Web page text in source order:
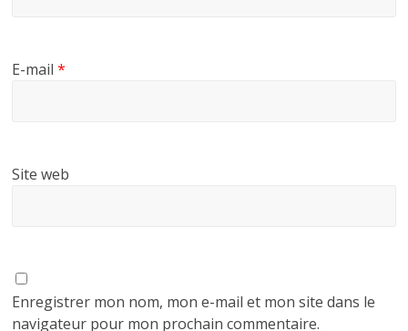
E-mail*
Site web
Enregistrer mon nom, mon e-mail et mon site dans le
navigateur pour mon prochain commentaire.